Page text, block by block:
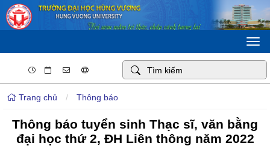
Trang chủ / Thông báo
Thông báo tuyển sinh Thạc sĩ, văn bằng
đại học thứ 2, ĐH Liên thông năm 2022